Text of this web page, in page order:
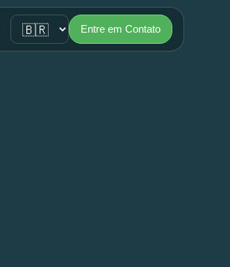
Entre em Contato